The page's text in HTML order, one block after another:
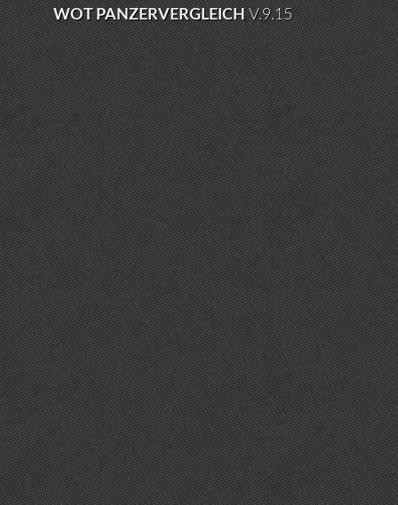
WOT PANZERVERGLEICHV.9.15